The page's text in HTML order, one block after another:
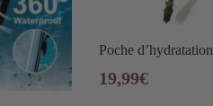
Poche d’hydratation
19,99€